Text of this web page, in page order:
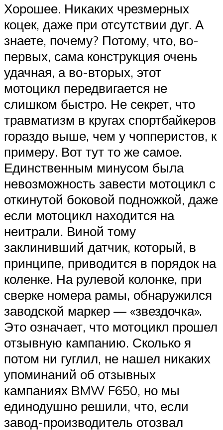
Хорошее. Никаких чрезмерных
коцек, даже при отсутствии дуг. А
знаете, почему? Потому, что, во-
первых, сама конструкция очень
удачная, а во-вторых, этот
мотоцикл передвигается не
слишком быстро. Не секрет, что
травматизм в кругах спортбайкеров
гораздо выше, чем у чопперистов, к
примеру. Вот тут то же самое.
Единственным минусом была
невозможность завести мотоцикл с
откинутой боковой подножкой, даже
если мотоцикл находится на
неитрали. Виной тому
заклинивший датчик, который, в
принципе, приводится в порядок на
коленке. На рулевой колонке, при
сверке номера рамы, обнаружился
заводской маркер — «звездочка».
Это означает, что мотоцикл прошел
отзывную кампанию. Сколько я
потом ни гуглил, не нашел никаких
упоминаний об отзывных
кампаниях BMW F650, но мы
единодушно решили, что, если
завод-производитель отозвал